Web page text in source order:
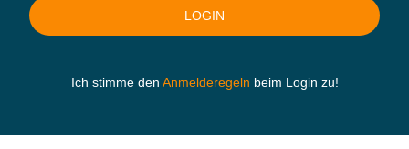
Ich stimme den Anmelderegeln beim Login zu!